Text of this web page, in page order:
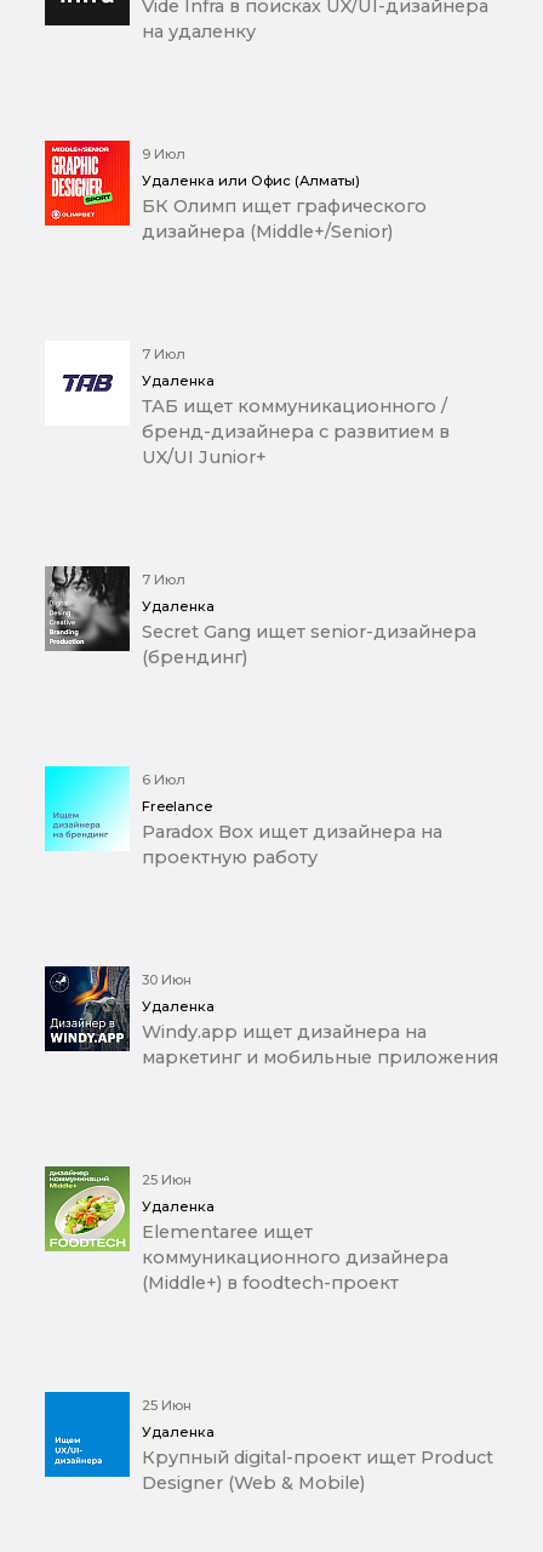
Vide Infra в поисках UX/UI-дизайнера
на удаленку
9 Июл
Удаленка или Офис (Алматы)
БК Олимп ищет графического
дизайнера (Middle+/Senior)
7 Июл
Удаленка
ТАБ ищет коммуникационного /
бренд-дизайнера с развитием в
UX/UI Junior+
7 Июл
Удаленка
Secret Gang ищет senior-дизайнера
(брендинг)
6 Июл
Freelance
Paradox Box ищет дизайнера на
проектную работу
30 Июн
Удаленка
Windy.app ищет дизайнера на
маркетинг и мобильные приложения
25 Июн
Удаленка
Elementaree ищет
коммуникационного дизайнера
(Middle+) в foodtech-проект
25 Июн
Удаленка
Крупный digital-проект ищет Product
Designer (Web & Mobile)